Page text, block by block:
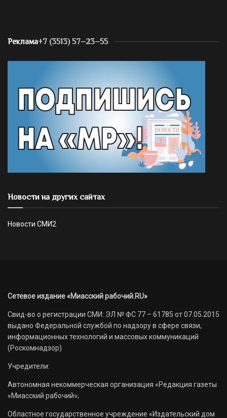
Реклама+7 (3513) 57–23–55
Новости на других сайтах
Новости СМИ2
Сетевое издание «Миасский рабочий.RU»
Свид-во о регистрации СМИ: ЭЛ № ФС 77 – 61785 от 07.05.2015
выдано Федеральной службой по надзору в сфере связи,
информационных технологий и массовых коммуникаций
(Роскомнадзор)
Учредители:
Автономная некоммерческая организация «Редакция газеты
«Миасский рабочий»;
Областное государственное учреждение «Издательский дом